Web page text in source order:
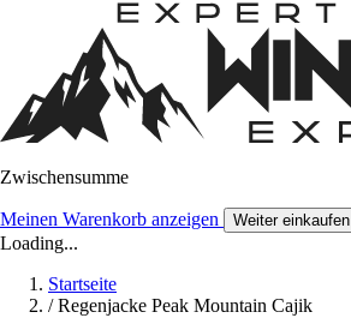
Zwischensumme
Meinen Warenkorb anzeigen Weiter einkaufen
Loading...
Startseite
/ Regenjacke Peak Mountain Cajik